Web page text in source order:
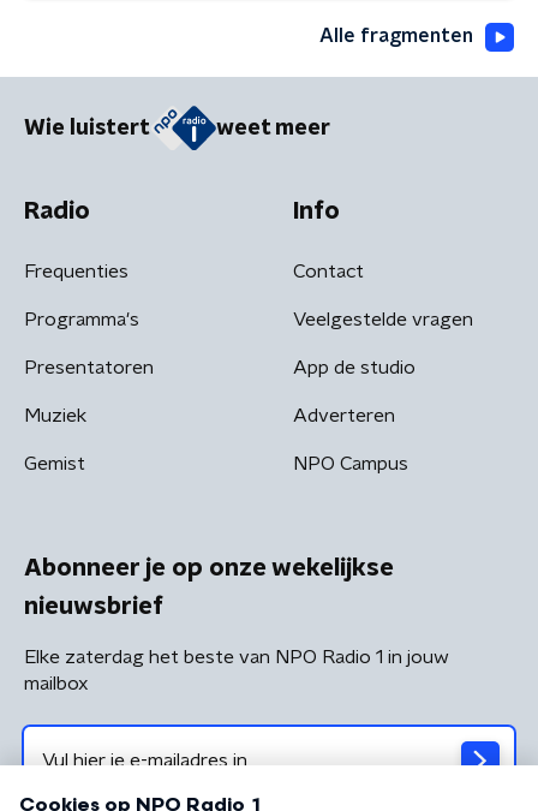
Alle fragmenten
Wie luistert weet meer
Radio
Frequenties
Programma's
Presentatoren
Muziek
Gemist
Info
Contact
Veelgestelde vragen
App de studio
Adverteren
NPO Campus
Abonneer je op onze wekelijkse
nieuwsbrief
Elke zaterdag het beste van NPO Radio 1 in jouw
mailbox